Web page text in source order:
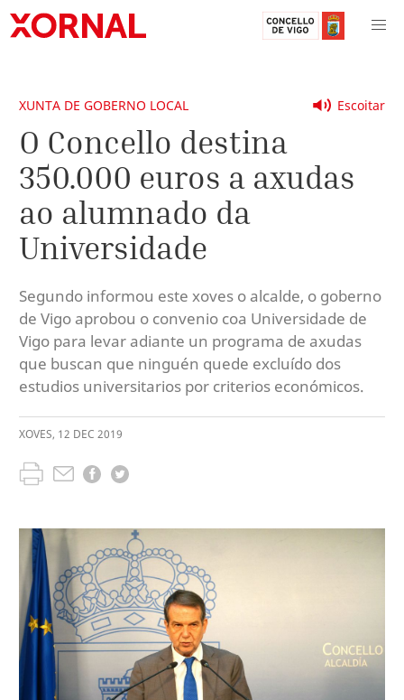
Escoitar
XUNTA DE GOBERNO LOCAL
O Concello destina
350.000 euros a axudas
ao alumnado da
Universidade
Segundo informou este xoves o alcalde, o goberno
de Vigo aprobou o convenio coa Universidade de
Vigo para levar adiante un programa de axudas
que buscan que ninguén quede excluído dos
estudios universitarios por criterios económicos.
XOVES, 12 DEC 2019